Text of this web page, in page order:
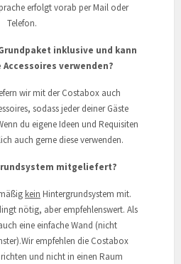
erfolgt vorab per Mail oder
Telefon.
inklusive und kann
verwenden?
wir mit der Costabox auch
sodass jeder deiner Gäste
du eigene Ideen und Requisiten
auch gerne diese verwenden.
mitgeliefert?
kein Hintergrundsystem mit.
nötig, aber empfehlenswert. Als
eine einfache Wand (nicht
empfehlen die Costabox
und nicht in einen Raum